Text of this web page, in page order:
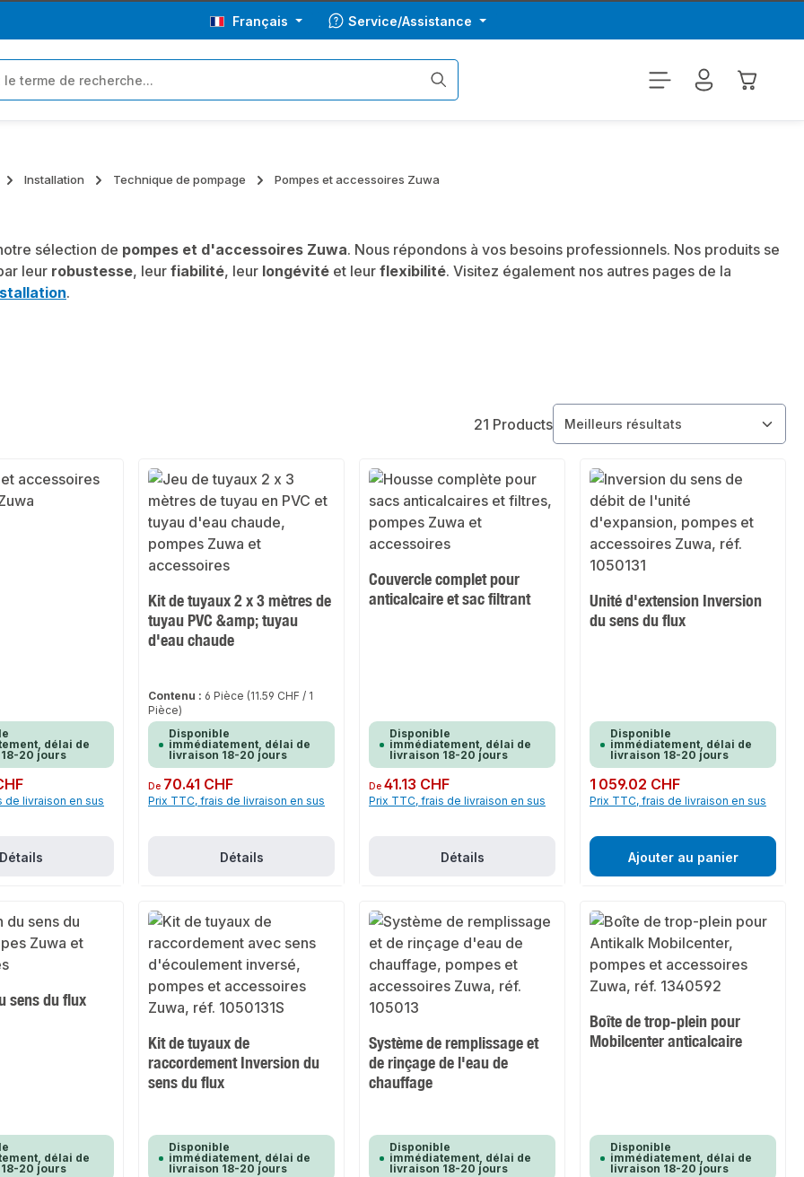
Français Service/Assistance
Le
Installation Technique de pompage Pompes et accessoires Zuwa
sélection de pompes et d'accessoires Zuwa. Nous répondons à vos besoins professionnels. Nos produits se
leur robustesse, leur fiabilité, leur longévité et leur flexibilité. Visitez également nos autres pages de la
.
21 Products
délai de
20 jours
de livraison en sus
Détails
Kit de tuyaux 2 x 3 mètres de
tuyau PVC &amp; tuyau
d'eau chaude
Contenu : 6 Pièce (11.59 CHF / 1
Pièce)
Disponible
immédiatement, délai de
livraison 18-20 jours
Prix régulier :
De 70.41 CHF
Prix TTC, frais de livraison en sus
Détails
Couvercle complet pour
anticalcaire et sac filtrant
Disponible
immédiatement, délai de
livraison 18-20 jours
Prix régulier :
De41.13 CHF
Prix TTC, frais de livraison en sus
Détails
Unité d'extension Inversion
du sens du flux
Disponible
immédiatement, délai de
livraison 18-20 jours
Prix régulier :
1 059.02 CHF
Prix TTC, frais de livraison en sus
Ajouter au panier
sens du flux
délai de
20 jours
Kit de tuyaux de
raccordement Inversion du
sens du flux
Disponible
immédiatement, délai de
livraison 18-20 jours
Système de remplissage et
de rinçage de l'eau de
chauffage
Disponible
immédiatement, délai de
livraison 18-20 jours
Boîte de trop-plein pour
Mobilcenter anticalcaire
Disponible
immédiatement, délai de
livraison 18-20 jours